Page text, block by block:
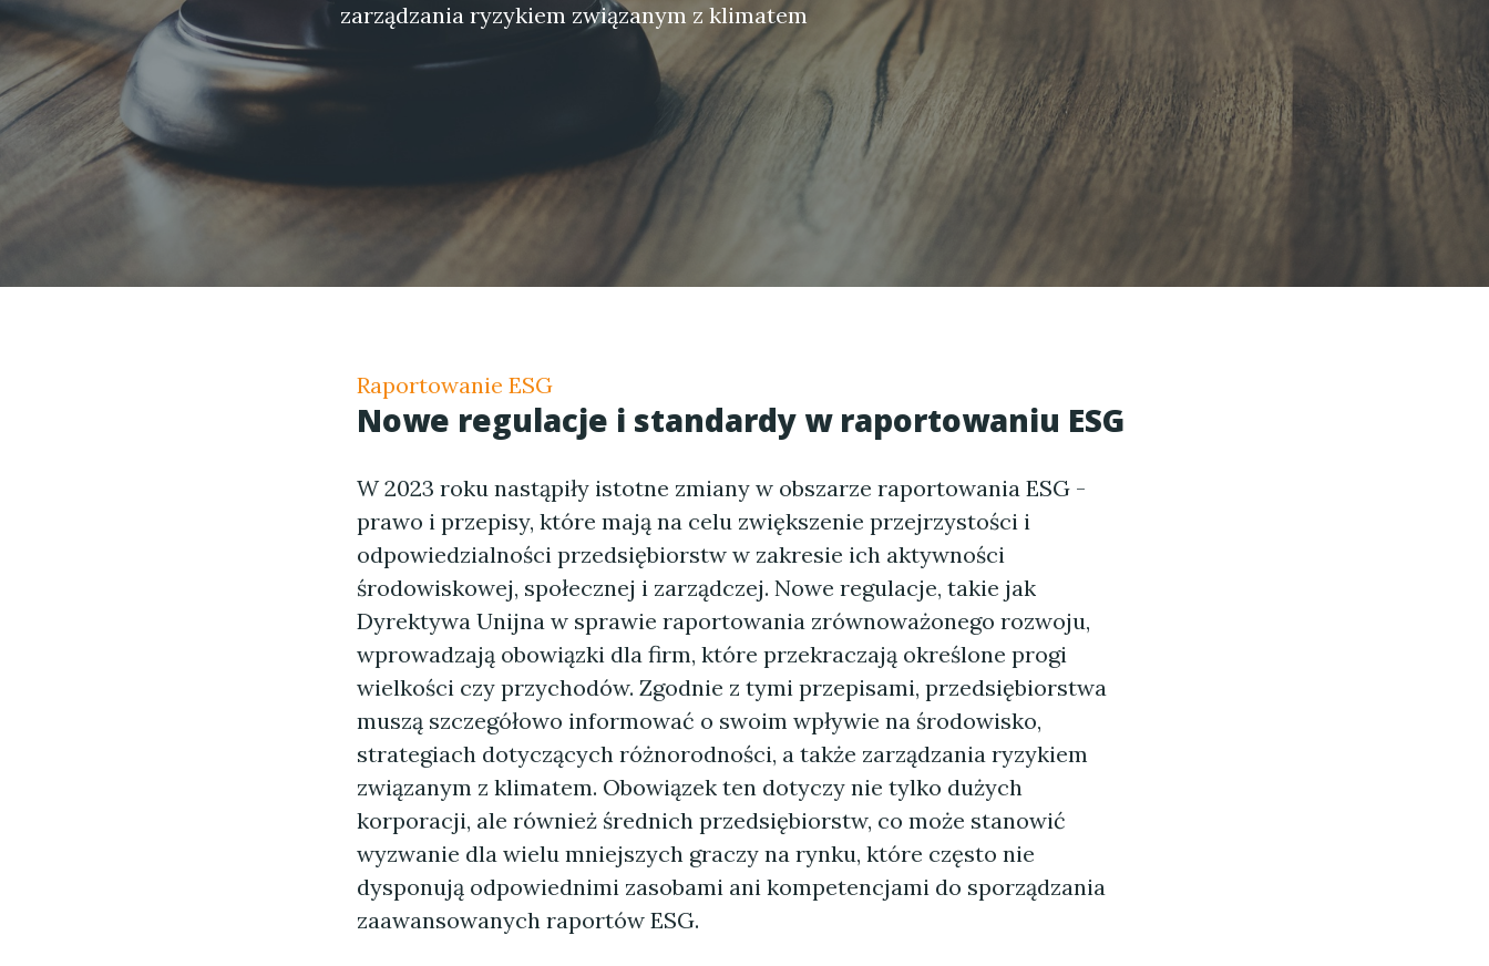
zarządzania ryzykiem związanym z klimatem
Raportowanie ESG
Nowe regulacje i standardy w raportowaniu ESG
W 2023 roku nastąpiły istotne zmiany w obszarze raportowania ESG -
prawo i przepisy, które mają na celu zwiększenie przejrzystości i
odpowiedzialności przedsiębiorstw w zakresie ich aktywności
środowiskowej, społecznej i zarządczej. Nowe regulacje, takie jak
Dyrektywa Unijna w sprawie raportowania zrównoważonego rozwoju,
wprowadzają obowiązki dla firm, które przekraczają określone progi
wielkości czy przychodów. Zgodnie z tymi przepisami, przedsiębiorstwa
muszą szczegółowo informować o swoim wpływie na środowisko,
strategiach dotyczących różnorodności, a także zarządzania ryzykiem
związanym z klimatem. Obowiązek ten dotyczy nie tylko dużych
korporacji, ale również średnich przedsiębiorstw, co może stanowić
wyzwanie dla wielu mniejszych graczy na rynku, które często nie
dysponują odpowiednimi zasobami ani kompetencjami do sporządzania
zaawansowanych raportów ESG.